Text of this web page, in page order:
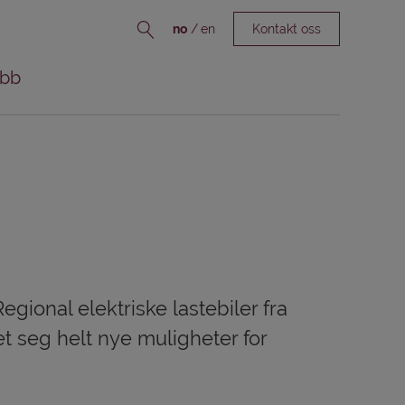
no en Kontakt oss
elektriske lastebiler fra
seg helt nye muligheter for